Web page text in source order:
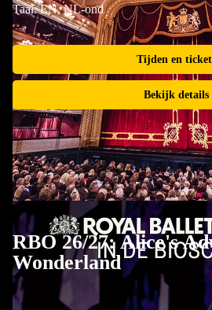
Taal: EN, NL-ond
Tijden en
Bekijk details
RBO 26/27: Alice's
Wonderland